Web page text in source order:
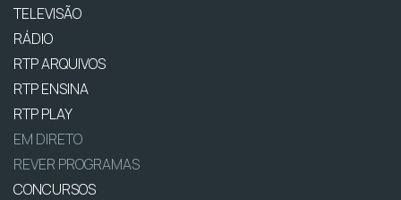
TELEVISÃO
RÁDIO
RTP ARQUIVOS
RTP ENSINA
RTP PLAY
EM DIRETO
REVER PROGRAMAS
CONCURSOS